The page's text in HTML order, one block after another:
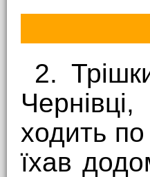
2.
ходить
їхав